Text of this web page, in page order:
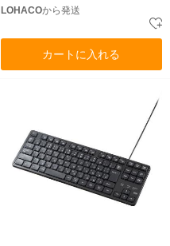
LOHACOから発送
カートに入れる